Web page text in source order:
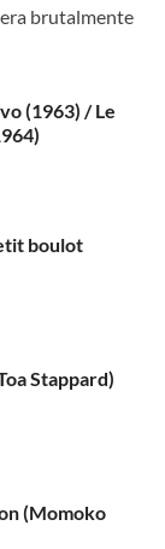
brutalmente
(1963) / Le
boulot
Stappard)
(Momoko